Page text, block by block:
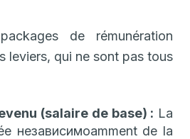
de rémunération
leviers, qui ne sont pas tous
(salaire de base) : La
независимоamment de la